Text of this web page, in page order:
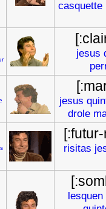
casquette
jesus
jesus
drole
risitas
lesquen